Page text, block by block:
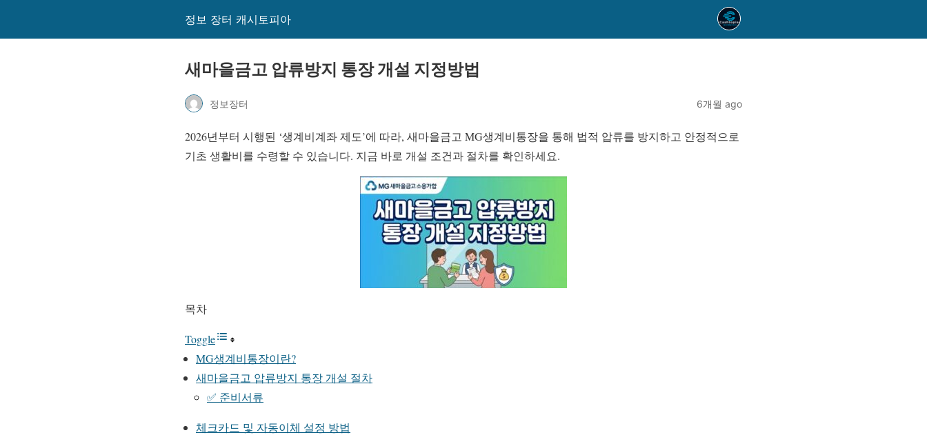
정보 장터 캐시토피아
새마을금고 압류방지 통장 개설 지정방법
정보장터 6개월 ago
2026년부터 시행된 ‘생계비계좌 제도’에 따라, 새마을금고 MG생계비통장을 통해 법적 압류를 방지하고 안정적으로
기초 생활비를 수령할 수 있습니다. 지금 바로 개설 조건과 절차를 확인하세요.
목차
Toggle
MG생계비통장이란?
새마을금고 압류방지 통장 개설 절차
✅ 준비서류
체크카드 및 자동이체 설정 방법